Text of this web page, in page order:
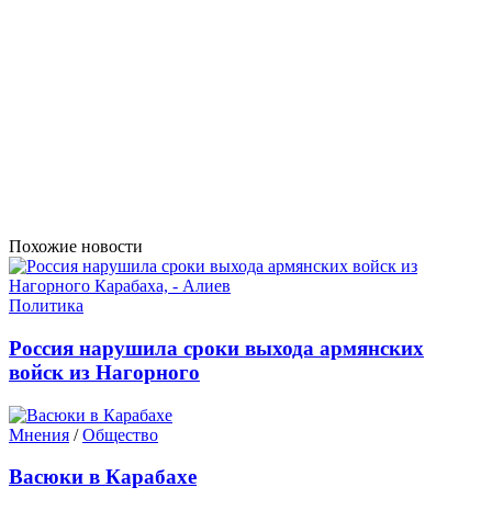
Похожие новости
Политика
Россия нарушила сроки выхода армянских
войск из Нагорного
Мнения /Общество
Васюки в Карабахе